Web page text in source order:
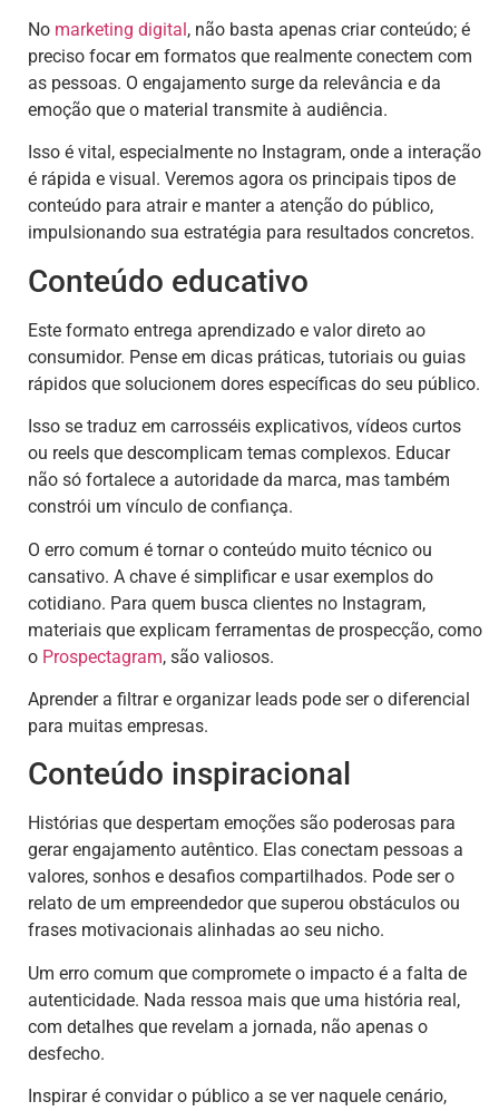
No marketing digital, não basta apenas criar conteúdo; é
preciso focar em formatos que realmente conectem com
as pessoas. O engajamento surge da relevância e da
emoção que o material transmite à audiência.
Isso é vital, especialmente no Instagram, onde a interação
é rápida e visual. Veremos agora os principais tipos de
conteúdo para atrair e manter a atenção do público,
impulsionando sua estratégia para resultados concretos.
Conteúdo educativo
Este formato entrega aprendizado e valor direto ao
consumidor. Pense em dicas práticas, tutoriais ou guias
rápidos que solucionem dores específicas do seu público.
Isso se traduz em carrosséis explicativos, vídeos curtos
ou reels que descomplicam temas complexos. Educar
não só fortalece a autoridade da marca, mas também
constrói um vínculo de confiança.
O erro comum é tornar o conteúdo muito técnico ou
cansativo. A chave é simplificar e usar exemplos do
cotidiano. Para quem busca clientes no Instagram,
materiais que explicam ferramentas de prospecção, como
o Prospectagram, são valiosos.
Aprender a filtrar e organizar leads pode ser o diferencial
para muitas empresas.
Conteúdo inspiracional
Histórias que despertam emoções são poderosas para
gerar engajamento autêntico. Elas conectam pessoas a
valores, sonhos e desafios compartilhados. Pode ser o
relato de um empreendedor que superou obstáculos ou
frases motivacionais alinhadas ao seu nicho.
Um erro comum que compromete o impacto é a falta de
autenticidade. Nada ressoa mais que uma história real,
com detalhes que revelam a jornada, não apenas o
desfecho.
Inspirar é convidar o público a se ver naquele cenário,